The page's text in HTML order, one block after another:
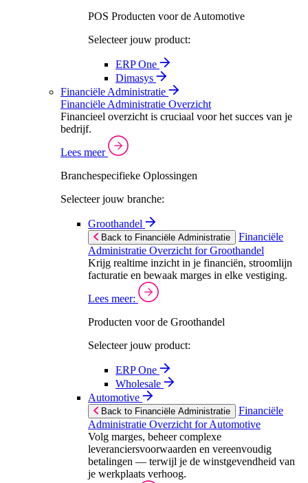
POS Producten voor de Automotive
Selecteer jouw product:
ERP One
Dimasys
Financiële Administratie
Financiële Administratie Overzicht
Financieel overzicht is cruciaal voor het succes van je
bedrijf.
Lees meer
Branchespecifieke Oplossingen
Selecteer jouw branche:
Groothandel
Back to Financiële Administratie
Financiële
Administratie Overzicht for Groothandel
Krijg realtime inzicht in je financiën, stroomlijn
facturatie en bewaak marges in elke vestiging.
Lees meer:
Producten voor de Groothandel
Selecteer jouw product:
ERP One
Wholesale
Automotive
Back to Financiële Administratie
Financiële
Administratie Overzicht for Automotive
Volg marges, beheer complexe
leveranciersvoorwaarden en vereenvoudig
betalingen — terwijl je de winstgevendheid van
je werkplaats verhoog.